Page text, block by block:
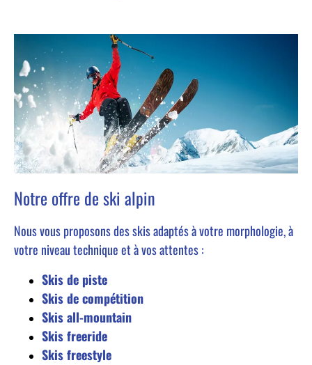
Notre offre de ski alpin
Nous vous proposons des skis adaptés à votre morphologie, à
votre niveau technique et à vos attentes :
Skis de piste
Skis de compétition
Skis all-mountain
Skis freeride
Skis freestyle